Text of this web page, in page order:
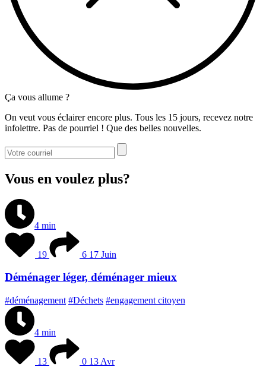
Ça vous allume ?
On veut vous éclairer encore plus. Tous les 15 jours, recevez notre
infolettre. Pas de pourriel ! Que des belles nouvelles.
Vous en voulez plus?
4 min
19 6 17 Juin
Déménager léger, déménager mieux
#déménagement #Déchets #engagement citoyen
4 min
13 0 13 Avr